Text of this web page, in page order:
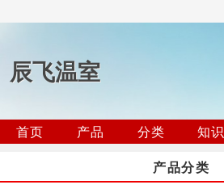
辰飞温室
首页 产品 分类 知识
产品分类